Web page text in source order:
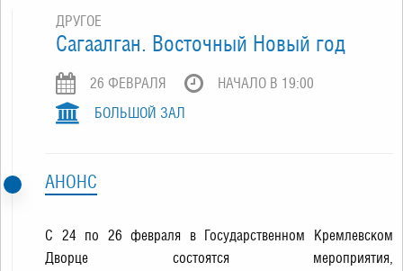
ДРУГОЕ
Сагаалган. Восточный Новый год
26 ФЕВРАЛЯ
НАЧАЛО В 19:00
БОЛЬШОЙ ЗАЛ
АНОНС
С 24 по 26 февраля в Государственном Кремлевском
Дворце состоятся мероприятия,